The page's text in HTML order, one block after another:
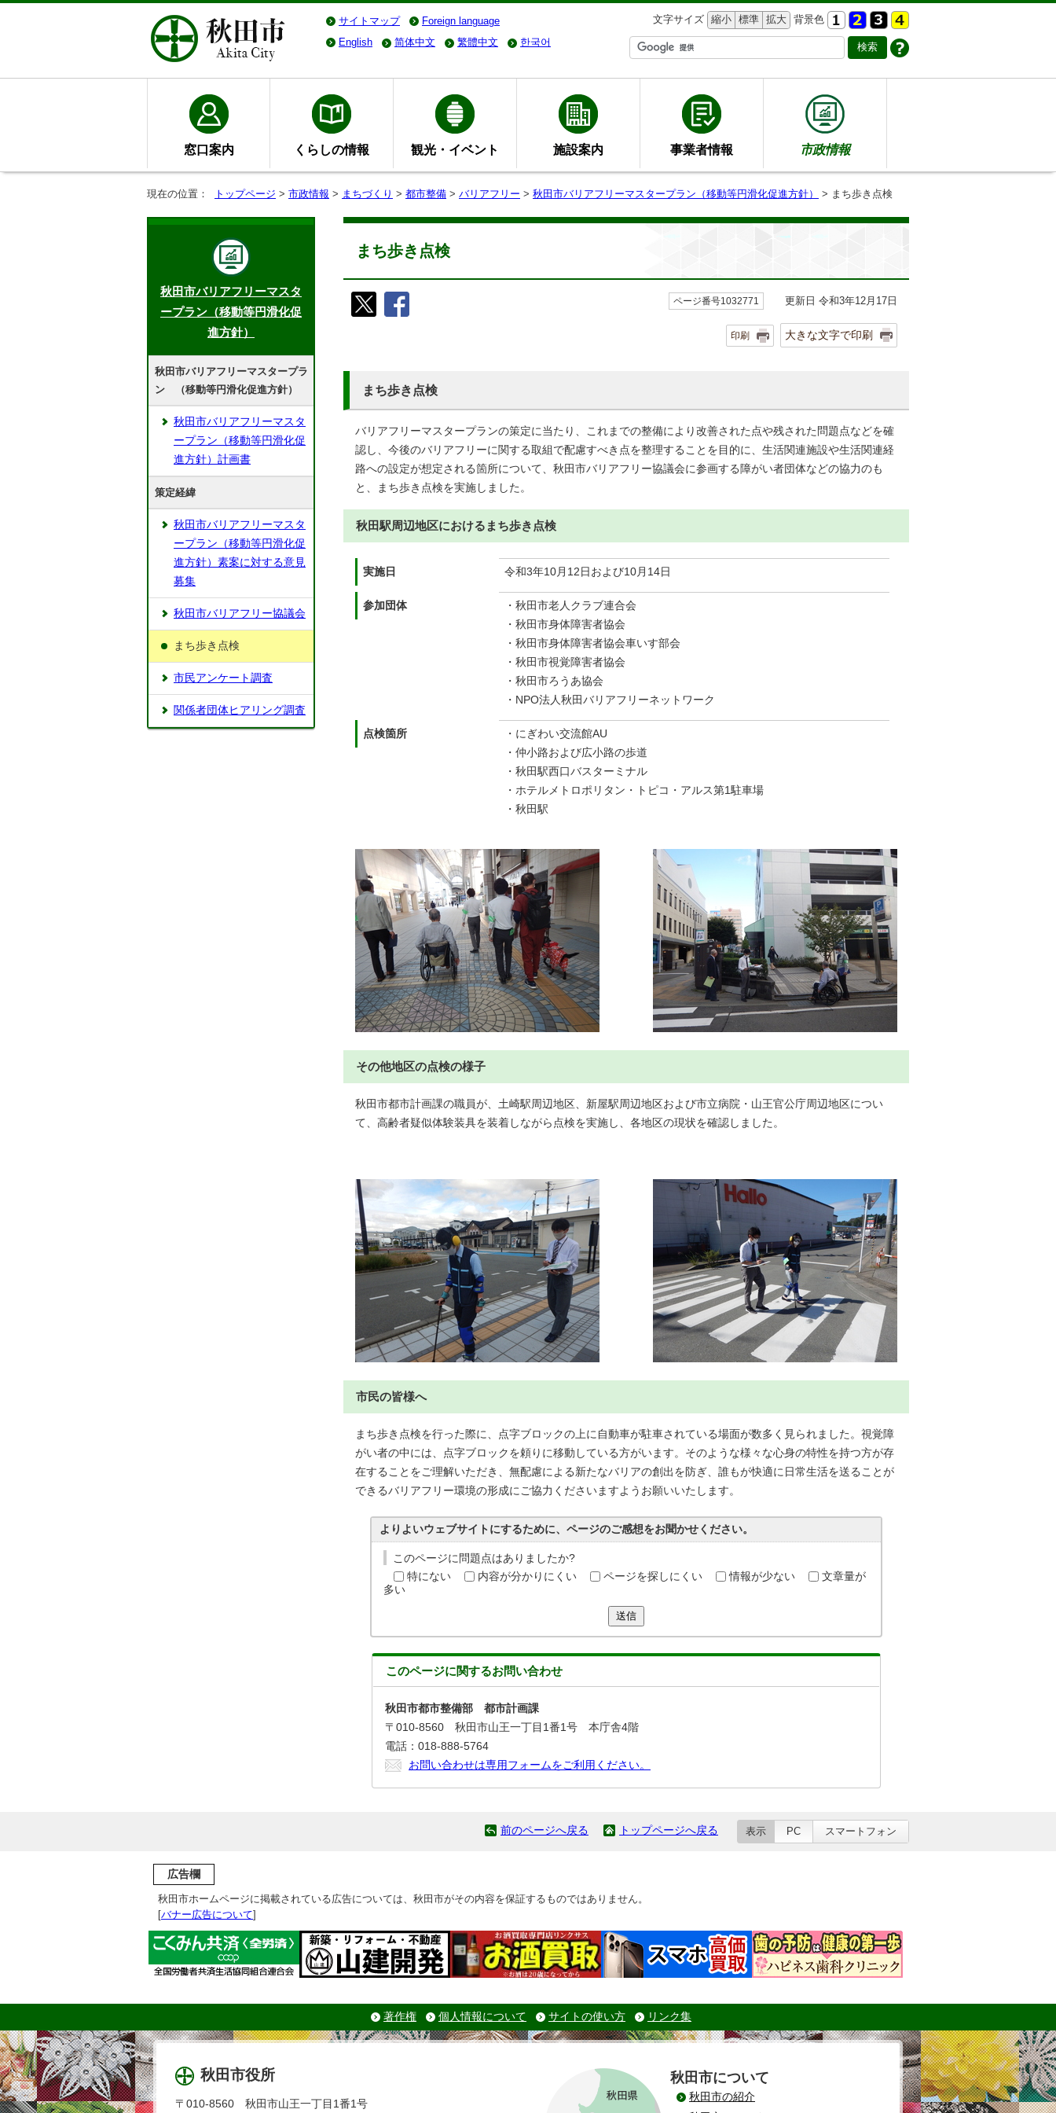
サイトマップ Foreign language 文字サイズ 縮小 標準 拡大 背景色
English
简体中文 繁體中文 한국어
窓口案内 くらしの情報 観光・イベント 施設案内 事業者情報 市政情報
現在の位置： トップページ > 市政情報 > まちづくり > 都市整備 > バリアフリー > 秋田市バリアフリーマスタープラン（移動等円滑化促進方針） > まち歩き点検
まち歩き点検
ページ番号1032771 更新日 令和3年12月17日
印刷 大きな文字で印刷
まち歩き点検
バリアフリーマスタープランの策定に当たり、これまでの整備により改善された点や残された問題点などを確
認し、今後のバリアフリーに関する取組で配慮すべき点を整理することを目的に、生活関連施設や生活関連経
路への設定が想定される箇所について、秋田市バリアフリー協議会に参画する障がい者団体などの協力のも
と、まち歩き点検を実施しました。
秋田駅周辺地区におけるまち歩き点検
実施日 令和3年10月12日および10月14日
参加団体
・秋田市老人クラブ連合会
・秋田市身体障害者協会
・秋田市身体障害者協会車いす部会
・秋田市視覚障害者協会
・秋田市ろうあ協会
・NPO法人秋田バリアフリーネットワーク
点検箇所
・にぎわい交流館AU
・仲小路および広小路の歩道
・秋田駅西口バスターミナル
・ホテルメトロポリタン・トピコ・アルス第1駐車場
・秋田駅
その他地区の点検の様子
秋田市都市計画課の職員が、土崎駅周辺地区、新屋駅周辺地区および市立病院・山王官公庁周辺地区につい
て、高齢者疑似体験装具を装着しながら点検を実施し、各地区の現状を確認しました。
市民の皆様へ
まち歩き点検を行った際に、点字ブロックの上に自動車が駐車されている場面が数多く見られました。視覚障
がい者の中には、点字ブロックを頼りに移動している方がいます。そのような様々な心身の特性を持つ方が存
在することをご理解いただき、無配慮による新たなバリアの創出を防ぎ、誰もが快適に日常生活を送ることが
できるバリアフリー環境の形成にご協力くださいますようお願いいたします。
よりよいウェブサイトにするために、ページのご感想をお聞かせください。
このページに問題点はありましたか?
特にない
内容が分かりにくい ページを探しにくい 情報が少ない
文章量が
多い
送信
このページに関するお問い合わせ
秋田市都市整備部 都市計画課
〒010-8560 秋田市山王一丁目1番1号 本庁舎4階
電話：018-888-5764
お問い合わせは専用フォームをご利用ください。
秋田市バリアフリーマスタ
ープラン（移動等円滑化促
進方針）
秋田市バリアフリーマスタープラ
ン （移動等円滑化促進方針）
秋田市バリアフリーマスタ
ープラン（移動等円滑化促
進方針）計画書
策定経緯
秋田市バリアフリーマスタ
ープラン（移動等円滑化促
進方針）素案に対する意見
募集
秋田市バリアフリー協議会
まち歩き点検
市民アンケート調査
関係者団体ヒアリング調査
前のページへ戻る トップページへ戻る 表示 PC スマートフォン
広告欄
秋田市ホームページに掲載されている広告については、秋田市がその内容を保証するものではありません。
[バナー広告について]
著作権 個人情報について サイトの使い方 リンク集
秋田市役所
〒010-8560 秋田市山王一丁目1番1号
秋田市について
秋田市の紹介